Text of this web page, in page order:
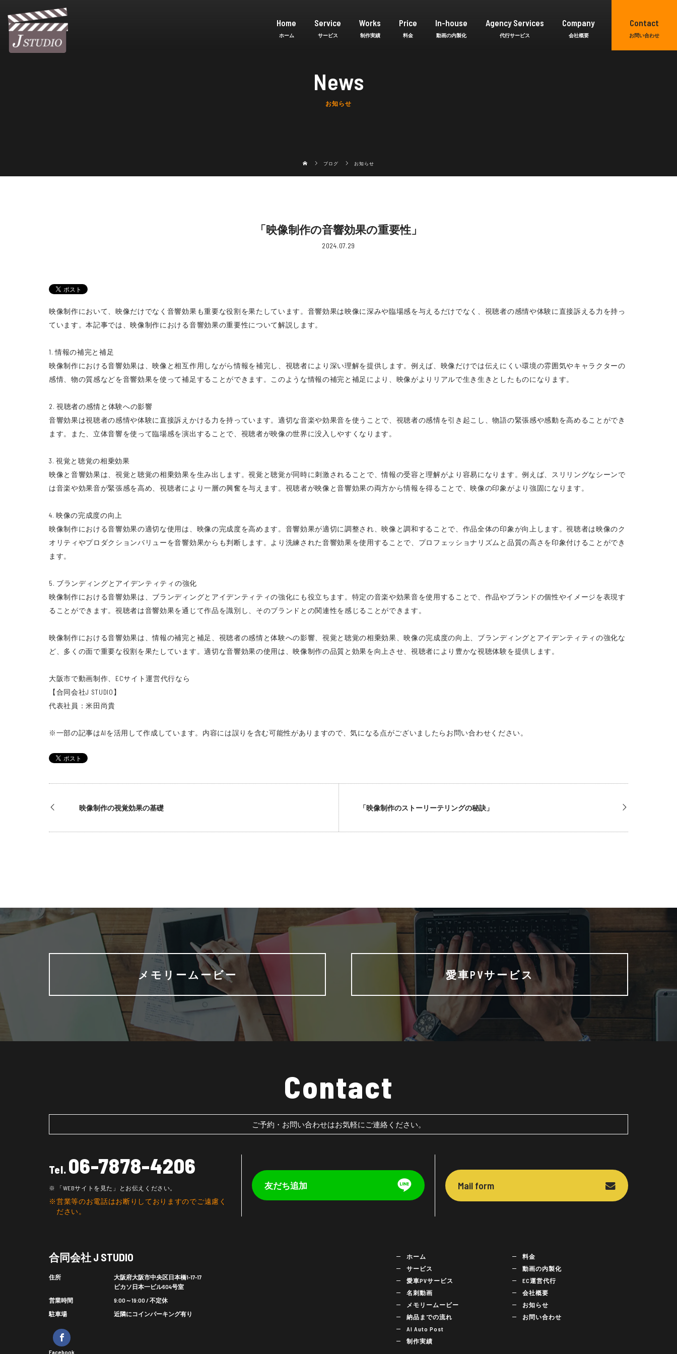
Home Service Works Price In-house Agency Services Company Contact
News
お知らせ
ブログ お知らせ
「映像制作の音響効果の重要性」
2024.07.29
映像制作において、映像だけでなく音響効果も重要な役割を果たしています。音響効果は映像に深みや臨場感を与えるだけでなく、視聴者の感情や体験に直接訴える力を持っ
ています。本記事では、映像制作における音響効果の重要性について解説します。
1. 情報の補完と補足
映像制作における音響効果は、映像と相互作用しながら情報を補完し、視聴者により深い理解を提供します。例えば、映像だけでは伝えにくい環境の雰囲気やキャラクターの
感情、物の質感などを音響効果を使って補足することができます。このような情報の補完と補足により、映像がよりリアルで生き生きとしたものになります。
2. 視聴者の感情と体験への影響
音響効果は視聴者の感情や体験に直接訴えかける力を持っています。適切な音楽や効果音を使うことで、視聴者の感情を引き起こし、物語の緊張感や感動を高めることができ
ます。また、立体音響を使って臨場感を演出することで、視聴者が映像の世界に没入しやすくなります。
3. 視覚と聴覚の相乗効果
映像と音響効果は、視覚と聴覚の相乗効果を生み出します。視覚と聴覚が同時に刺激されることで、情報の受容と理解がより容易になります。例えば、スリリングなシーンで
は音楽や効果音が緊張感を高め、視聴者により一層の興奮を与えます。視聴者が映像と音響効果の両方から情報を得ることで、映像の印象がより強固になります。
4. 映像の完成度の向上
映像制作における音響効果の適切な使用は、映像の完成度を高めます。音響効果が適切に調整され、映像と調和することで、作品全体の印象が向上します。視聴者は映像のク
オリティやプロダクションバリューを音響効果からも判断します。より洗練された音響効果を使用することで、プロフェッショナリズムと品質の高さを印象付けることができ
ます。
5. ブランディングとアイデンティティの強化
映像制作における音響効果は、ブランディングとアイデンティティの強化にも役立ちます。特定の音楽や効果音を使用することで、作品やブランドの個性やイメージを表現す
ることができます。視聴者は音響効果を通じて作品を識別し、そのブランドとの関連性を感じることができます。
映像制作における音響効果は、情報の補完と補足、視聴者の感情と体験への影響、視覚と聴覚の相乗効果、映像の完成度の向上、ブランディングとアイデンティティの強化な
ど、多くの面で重要な役割を果たしています。適切な音響効果の使用は、映像制作の品質と効果を向上させ、視聴者により豊かな視聴体験を提供します。
大阪市で動画制作、ECサイト運営代行なら
【合同会社J STUDIO】
代表社員：米田尚貴
※一部の記事はAIを活用して作成しています。 内容には誤りを含む可能性がありますので、気になる点がございましたらお問い合わせください。
映像制作の視覚効果の基礎 「映像制作のストーリーテリングの秘訣」
メモリームービー 愛車PVサービス
Contact
ご予約・お問い合わせはお気軽にご連絡ください。
Tel. 06-7878-4206
「WEBサイトを見た」とお伝えください。
営業等のお電話はお断りしておりますのでご遠慮く
ださい。
友だち追加 Mail form
合同会社 J STUDIO
住所
大阪府大阪市中央区日本橋1-17-17
ピカソ日本一ビル604号室
営業時間
9:00～19:00 / 不定休
駐車場
近隣にコインパーキング有り
Facebook
ホーム
サービス
愛車PVサービス
名刺動画
メモリームービー
納品までの流れ
AI Auto Post
制作実績
料金
動画の内製化
EC運営代行
会社概要
お知らせ
お問い合わせ